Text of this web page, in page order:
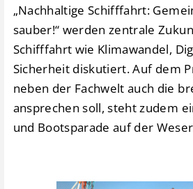
„Nachhaltige Schifffahrt:
sauber!“ werden zentrale
Schifffahrt wie Klimawandel,
Sicherheit diskutiert. Auf dem
neben der Fachwelt auch die
ansprechen soll, steht zudem
und Bootsparade auf der